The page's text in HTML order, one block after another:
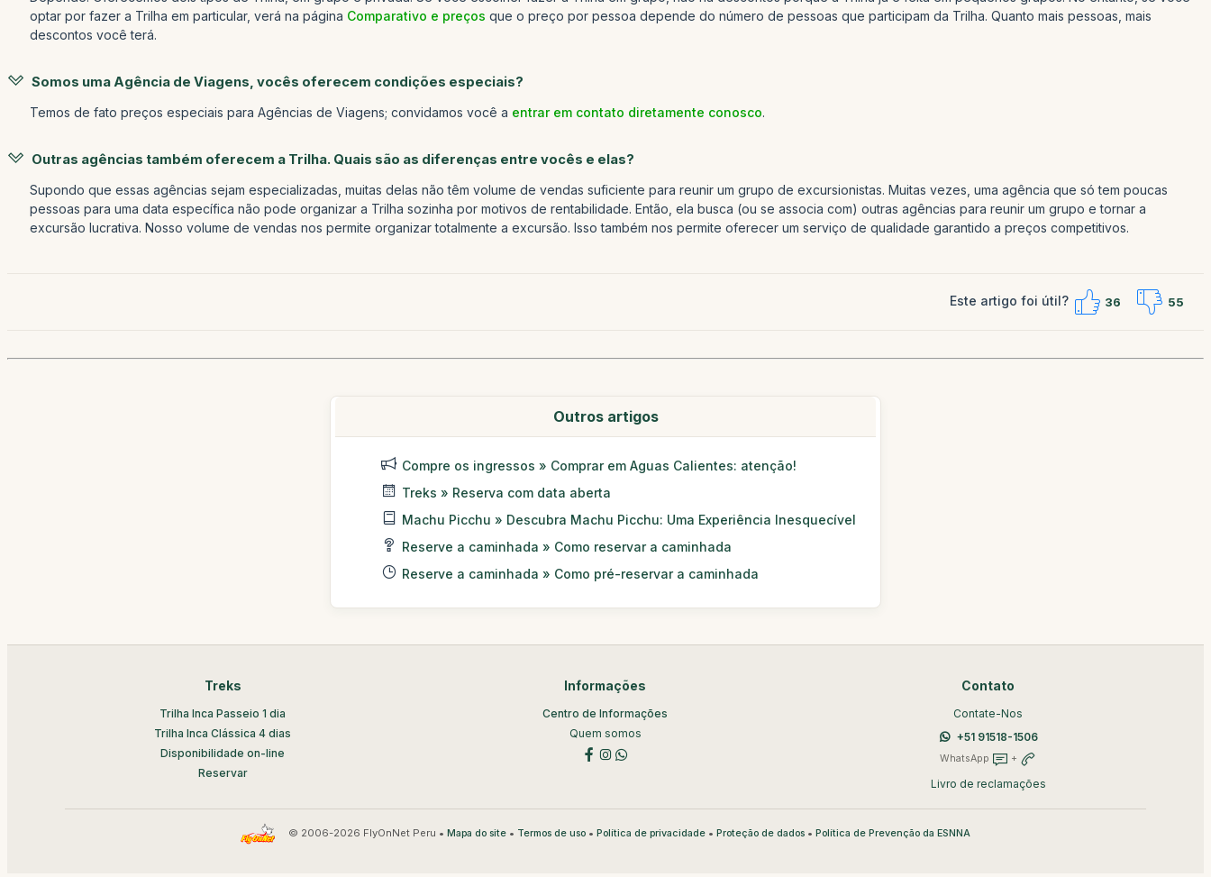
optar por fazer a Trilha em particular, verá na página Comparativo e preços que o preço por pessoa depende do número de pessoas que participam da Trilha. Quanto mais pessoas, mais
descontos você terá.
Somos uma Agência de Viagens, vocês oferecem condições especiais?
Temos de fato preços especiais para Agências de Viagens; convidamos você a entrar em contato diretamente conosco.
Outras agências também oferecem a Trilha. Quais são as diferenças entre vocês e elas?
Supondo que essas agências sejam especializadas, muitas delas não têm volume de vendas suficiente para reunir um grupo de excursionistas. Muitas vezes, uma agência que só tem poucas
pessoas para uma data específica não pode organizar a Trilha sozinha por motivos de rentabilidade. Então, ela busca (ou se associa com) outras agências para reunir um grupo e tornar a
excursão lucrativa. Nosso volume de vendas nos permite organizar totalmente a excursão. Isso também nos permite oferecer um serviço de qualidade garantido a preços competitivos.
Este artigo foi útil? 36 55
Outros artigos
Compre os ingressos » Comprar em Aguas Calientes: atenção!
Treks » Reserva com data aberta
Machu Picchu » Descubra Machu Picchu: Uma Experiência Inesquecível
Reserve a caminhada » Como reservar a caminhada
Reserve a caminhada » Como pré-reservar a caminhada
Treks
Trilha Inca Passeio 1 dia
Trilha Inca Clássica 4 dias
Disponibilidade on-line
Reservar
Informações
Centro de Informações
Quem somos
Contato
Contate-Nos
+51 91518-1506
WhatsApp +
Livro de reclamações
© 2006-2026 FlyOnNet Peru • Mapa do site• Termos de uso• Política de privacidade• Proteção de dados• Política de Prevenção da ESNNA